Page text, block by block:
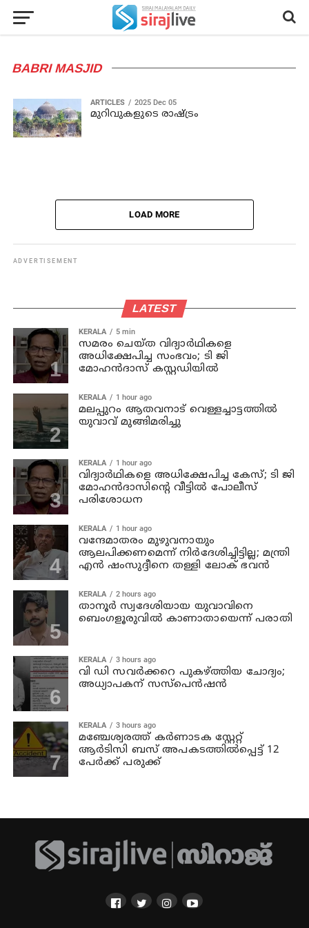
BABRI MASJID
ARTICLES 2025 Dec 05
മുറിവുകളുടെ രാഷ്ട്രം
LOAD MORE
ADVERTISEMENT
LATEST
KERALA 5 min
സമരം ചെയ്ത വിദ്യാര്‍ഥികളെ
അധിക്ഷേപിച്ച സംഭവം; ടി ജി
മോഹന്‍ദാസ് കസ്റ്റഡിയിൽ
KERALA 1 hour ago
മലപ്പുറം ആതവനാട് വെള്ളച്ചാട്ടത്തില്‍
യുവാവ് മുങ്ങിമരിച്ചു
KERALA 1 hour ago
വിദ്യാര്‍ഥികളെ അധിക്ഷേപിച്ച കേസ്; ടി ജി
മോഹന്‍ദാസിന്റെ വീട്ടില്‍ പോലീസ്
പരിശോധന
KERALA 1 hour ago
വന്ദേമാതരം മുഴുവനായും
ആലപിക്കണമെന്ന് നിര്‍ദേശിച്ചിട്ടില്ല; മന്ത്രി
എന്‍ ഷംസുദ്ദീനെ തള്ളി ലോക് ഭവന്‍
KERALA 2 hours ago
താനൂര്‍ സ്വദേശിയായ യുവാവിനെ
ബെംഗളൂരുവില്‍ കാണാതായെന്ന് പരാതി
KERALA 3 hours ago
വി ഡി സവര്‍ക്കറെ പുകഴ്ത്തിയ ചോദ്യം;
അധ്യാപകന് സസ്പെന്‍ഷന്‍
KERALA 3 hours ago
മഞ്ചേശ്വരത്ത് കര്‍ണാടക സ്റ്റേറ്റ്
ആര്‍ടിസി ബസ് അപകടത്തില്‍പ്പെട്ട് 12
പേര്‍ക്ക് പരുക്ക്